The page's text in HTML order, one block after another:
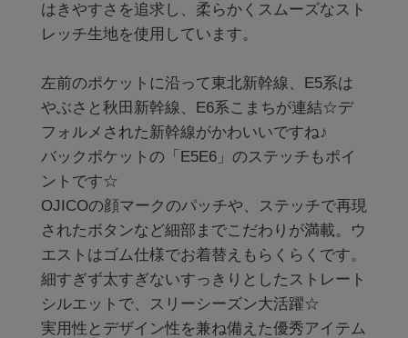
はきやすさを追求し、柔らかくスムーズなスト
レッチ生地を使用しています。
左前のポケットに沿って東北新幹線、E5系は
やぶさと秋田新幹線、E6系こまちが連結☆デ
フォルメされた新幹線がかわいいですね♪
バックポケットの「E5E6」のステッチもポイ
ントです☆
OJICOの顔マークのパッチや、ステッチで再現
されたボタンなど細部までこだわりが満載。ウ
エストはゴム仕様でお着替えもらくらくです。
細すぎず太すぎないすっきりとしたストレート
シルエットで、スリーシーズン大活躍☆
実用性とデザイン性を兼ね備えた優秀アイテム